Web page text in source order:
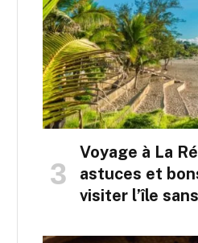
Voyage à La
astuces et
visiter l’île